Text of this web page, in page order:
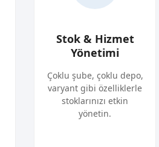
Stok & Hizmet
Yönetimi
Çoklu şube, çoklu depo,
varyant gibi özelliklerle
stoklarınızı etkin
yönetin.